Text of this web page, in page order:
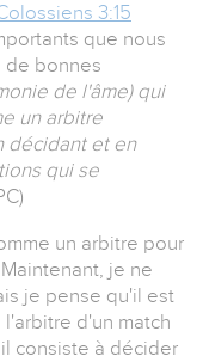
3:15
que nous
de bonnes
de l'âme) qui
un arbitre
décidant et en
qui se
un arbitre pour
je ne
je pense qu'il est
d'un match
consiste à décider